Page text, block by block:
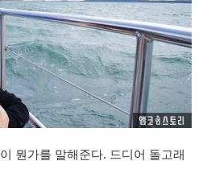
뭔가를 말해준다. 드디어 돌고래